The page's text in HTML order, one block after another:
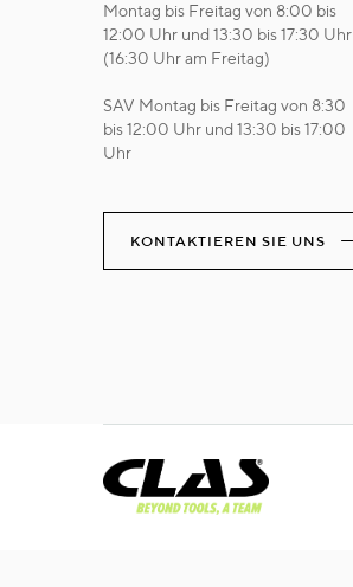
Montag bis Freitag von 8:00 bis
12:00 Uhr und 13:30 bis 17:30 Uhr
(16:30 Uhr am Freitag)
SAV Montag bis Freitag von 8:30
bis 12:00 Uhr und 13:30 bis 17:00
Uhr
KONTAKTIEREN SIE UNS